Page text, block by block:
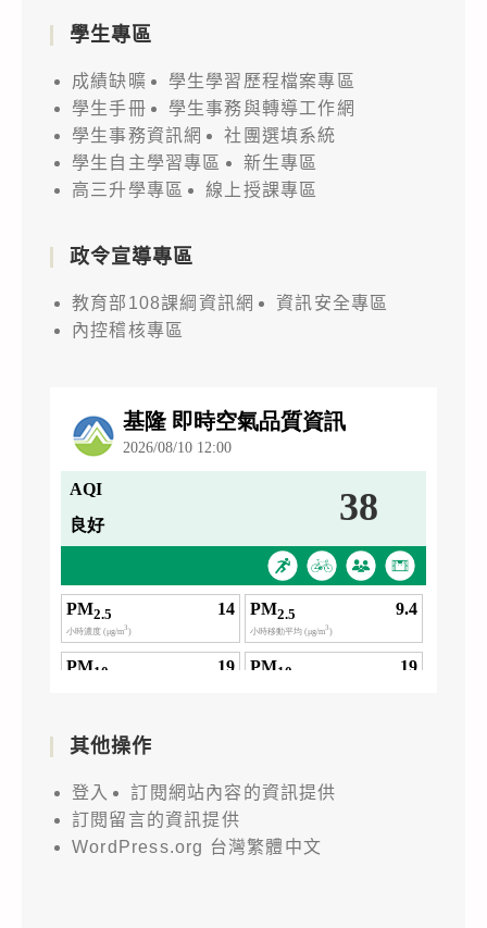
學生專區
成績缺曠
學生學習歷程檔案專區
學生手冊
學生事務與轉導工作網
學生事務資訊網
社團選填系統
學生自主學習專區
新生專區
高三升學專區
線上授課專區
政令宣導專區
教育部108課綱資訊網
資訊安全專區
內控稽核專區
其他操作
登入
訂閱網站內容的資訊提供
訂閱留言的資訊提供
WordPress.org 台灣繁體中文